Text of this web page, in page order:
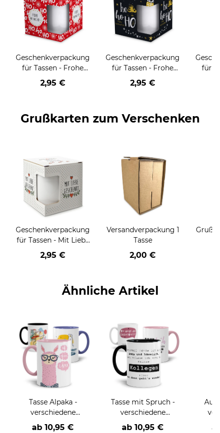
Geschenkverpackung
für Tassen - Frohe
Weihnachten - HO
HO HO - rot
2,95 €
Geschenkverpackung
für Tassen - Frohe
Weihnachten - HO
HO HO - schwarz
2,95 €
für
Grußkarten zum Verschenken
Geschenkverpackung
für Tassen - Mit Liebe
geschenkt
2,95 €
Versandverpackung 1
Tasse
2,00 €
Ähnliche Artikel
Tasse Alpaka -
verschiedene
Sprüche, Motive und
ab 10,95 €
Tasse mit Spruch -
verschiedene
Sprüche und Motive-
ab 10,95 €